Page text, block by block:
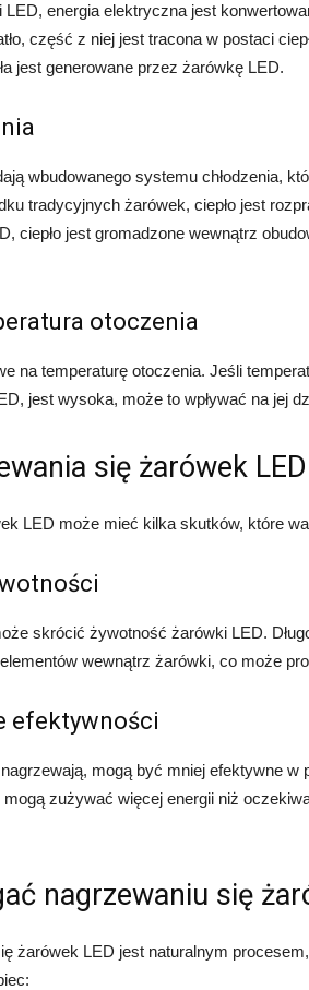
energia elektryczna jest
część z niej jest tracona w postaci
jest generowane przez żarówkę LED.
wbudowanego systemu chłodzenia,
tradycyjnych żarówek, ciepło jest
ciepło jest gromadzone wewnątrz
otoczenia
na temperaturę otoczenia. Jeśli
jest wysoka, może to wpływać na jej
się żarówek LED
LED może mieć kilka skutków, które
skrócić żywotność żarówki LED.
wewnątrz żarówki, co może
efektywności
mogą być mniej efektywne w
mogą zużywać więcej energii niż
nagrzewaniu się
żarówek LED jest naturalnym